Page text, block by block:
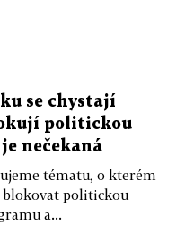
se chystají
politickou
nečekaná
tématu, o kterém
blokovat politickou
a...